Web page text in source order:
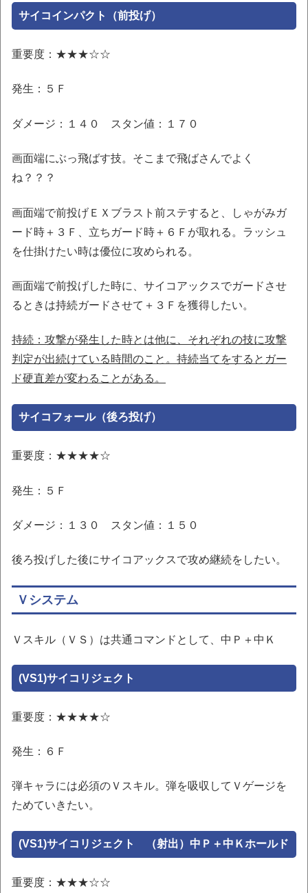
サイコインパクト（前投げ）
重要度：★★★☆☆
発生：５Ｆ
ダメージ：１４０ スタン値：１７０
画面端にぶっ飛ばす技。そこまで飛ばさんでよく
ね？？？
画面端で前投げＥＸブラスト前ステすると、しゃがみガ
ード時＋３Ｆ、立ちガード時＋６Ｆが取れる。ラッシュ
を仕掛けたい時は優位に攻められる。
画面端で前投げした時に、サイコアックスでガードさせ
るときは持続ガードさせて＋３Ｆを獲得したい。
持続：攻撃が発生した時とは他に、それぞれの技に攻撃
判定が出続けている時間のこと。持続当てをするとガー
ド硬直差が変わることがある。
サイコフォール（後ろ投げ）
重要度：★★★★☆
発生：５Ｆ
ダメージ：１３０ スタン値：１５０
後ろ投げした後にサイコアックスで攻め継続をしたい。
Ｖシステム
Ｖスキル（ＶＳ）は共通コマンドとして、中Ｐ＋中Ｋ
(VS1)サイコリジェクト
重要度：★★★★☆
発生：６Ｆ
弾キャラには必須のＶスキル。弾を吸収してＶゲージを
ためていきたい。
(VS1)サイコリジェクト （射出）中Ｐ＋中Ｋホールド
重要度：★★★☆☆